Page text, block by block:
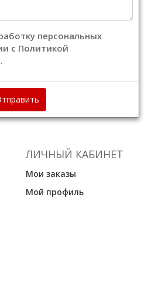
персональных
с Политикой
.
ЛИЧНЫЙ КАБИНЕТ
Мои заказы
Мой профиль